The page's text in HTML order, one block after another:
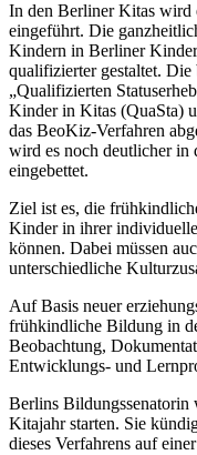
In den Berliner Kitas wird
eingeführt. Die
Kindern in Berliner
qualifizierter gestaltet.
„Qualifizierten
Kinder in Kitas (QuaSta)
das BeoKiz-Verfahren
wird es noch deutlicher
eingebettet.
Ziel ist es, die
Kinder in ihrer
können. Dabei müssen
unterschiedliche
Auf Basis neuer
frühkindliche Bildung in
Beobachtung,
Entwicklungs- und
Berlins Bildungssenatorin
Kitajahr starten. Sie
dieses Verfahrens auf